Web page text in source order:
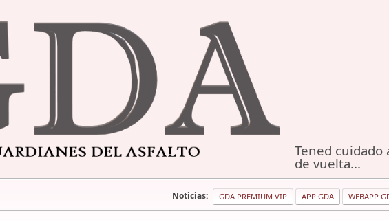
Tened
de vuelta...
Noticias: GDA PREMIUM VIP APP GDA WEBAPP